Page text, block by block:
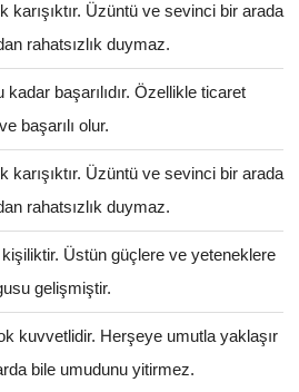
karışıktır. Üzüntü ve sevinci bir arada
rahatsızlık duymaz.
başarılıdır. Özellikle ticaret
başarılı olur.
karışıktır. Üzüntü ve sevinci bir arada
rahatsızlık duymaz.
Üstün güçlere ve yeteneklere
gelişmiştir.
kuvvetlidir. Herşeye umutla yaklaşır
bile umudunu yitirmez.